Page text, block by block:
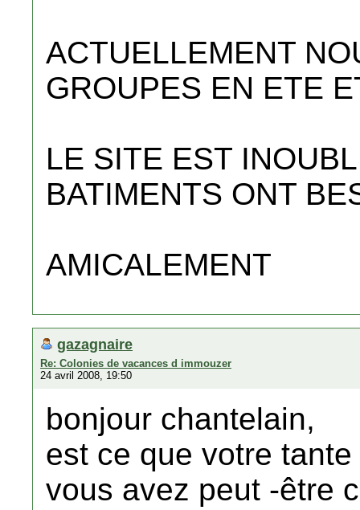
ACTUELLEMENT
GROUPES EN ETE
LE SITE EST
BATIMENTS ONT
AMICALEMENT
gazagnaire
Re: Colonies de vacances d immouzer
24 avril 2008, 19:50
bonjour chantelain,
est ce que votre
vous avez peut -être